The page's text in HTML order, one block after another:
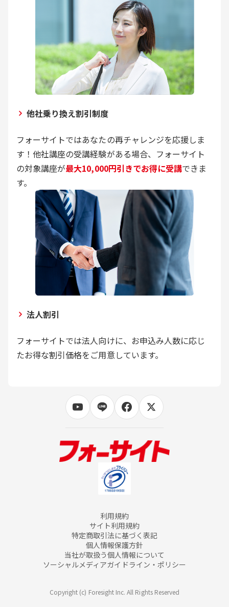
他社乗り換え割引制度
フォーサイトではあなたの再チャレンジを応援しま
す！他社講座の受講経験がある場合、フォーサイト
の対象講座が最大10,000円引きでお得に受講できま
す。
法人割引
フォーサイトでは法人向けに、お申込み人数に応じ
たお得な割引価格をご用意しています。
利用規約
サイト利用規約
特定商取引法に基づく表記
個人情報保護方針
当社が取扱う個人情報について
ソーシャルメディアガイドライン・ポリシー
Copyright (c) Foresight Inc. All Rights Reserved